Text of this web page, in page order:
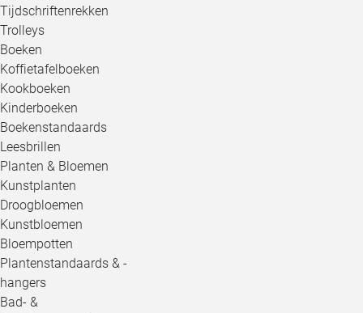
Tijdschriftenrekken
Trolleys
Boeken
Koffietafelboeken
Kookboeken
Kinderboeken
Boekenstandaards
Leesbrillen
Planten & Bloemen
Kunstplanten
Droogbloemen
Kunstbloemen
Bloempotten
Plantenstandaards & -
hangers
Bad- &